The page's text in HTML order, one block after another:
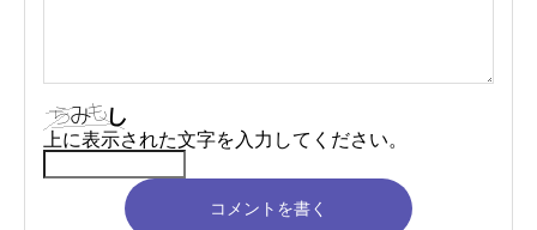
上に表示された文字を入力してください。
コメントを書く